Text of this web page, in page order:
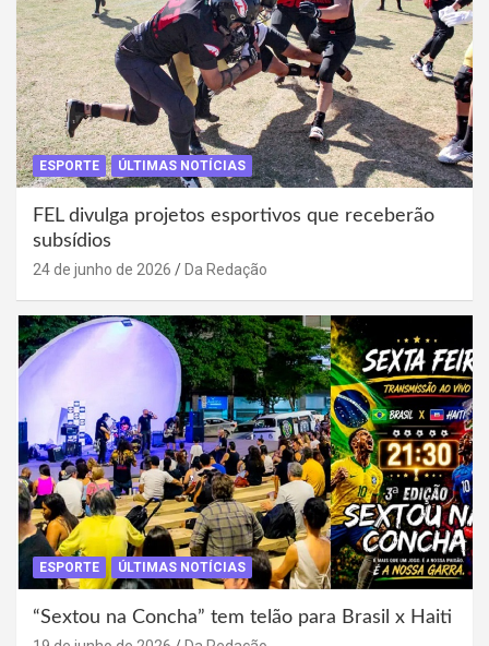
ESPORTE ÚLTIMAS NOTÍCIAS
FEL divulga projetos esportivos que receberão
subsídios
24 de junho de 2026 Da Redação
ESPORTE ÚLTIMAS NOTÍCIAS
“Sextou na Concha” tem telão para Brasil x Haiti